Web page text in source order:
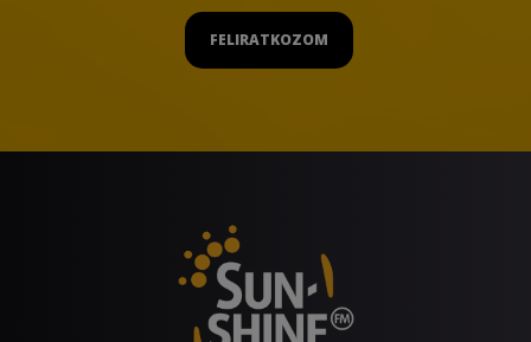
FELIRATKOZOM